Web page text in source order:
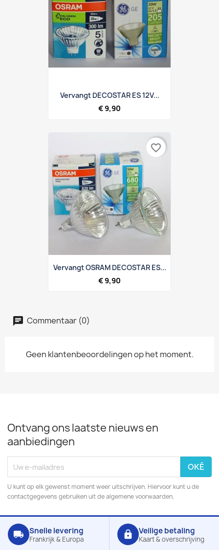
Vervangt DECOSTAR ES 12V...
€ 9,90
Vervangt OSRAM DECOSTAR ES...
€ 9,90
favorite_border
Commentaar (0)
Geen klantenbeoordelingen op het moment.
Ontvang ons laatste nieuws en
aanbiedingen
U kunt op elk gewenst moment weer uitschrijven. Hiervoor kunt u de
contactgegevens gebruiken uit de algemene voorwaarden.
local_shipping Snelle levering
Frankrijk & Europa lock Veilige betaling
Kaart & overschrijving